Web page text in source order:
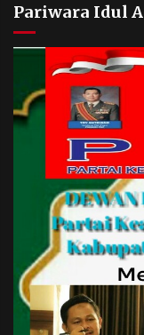
Pariwara Idul